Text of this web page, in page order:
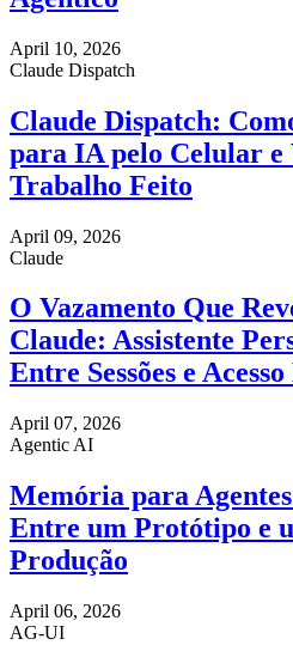
April 10, 2026
Claude Dispatch
Claude Dispatch:
para IA pelo Celular e
Trabalho Feito
April 09, 2026
Claude
O Vazamento Que
Claude: Assistente
Entre Sessões e
April 07, 2026
Agentic AI
Memória para
Entre um Protótipo e
Produção
April 06, 2026
AG-UI